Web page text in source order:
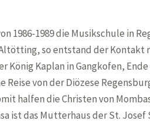
1986-1989 die Musikschule in
so entstand der Kontakt
König Kaplan in Gangkofen,
Reise von der Diözese
halfen die Christen von
ist das Mutterhaus der St.